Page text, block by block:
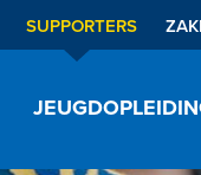
SUPPORTERS